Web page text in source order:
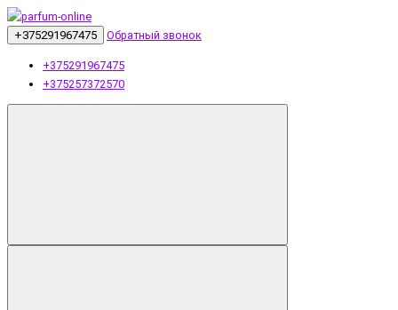
+375291967475 Обратный звонок
+375291967475
+375257372570